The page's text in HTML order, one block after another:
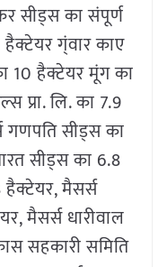
सीड्स का संपूर्ण
ग्ंवार काए
10 हैक्टेयर मूंग का
प्रा. लि. का 7.9
गणपति सीड्स का
सीड्स का 6.8
मैसर्स
मैसर्स धारीवाल
सहकारी समिति